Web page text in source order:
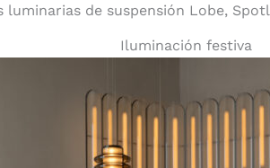
luminarias de suspensión Lobe,
Iluminación festiva